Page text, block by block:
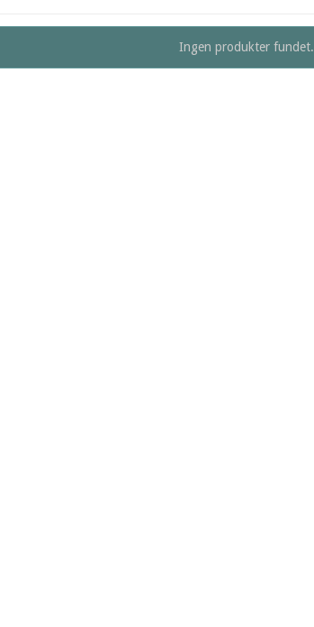
Ingen produkter fundet.